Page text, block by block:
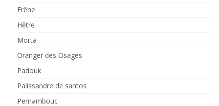
Frêne
Hêtre
Morta
Oranger des Osages
Padouk
Palissandre de santos
Pernambouc